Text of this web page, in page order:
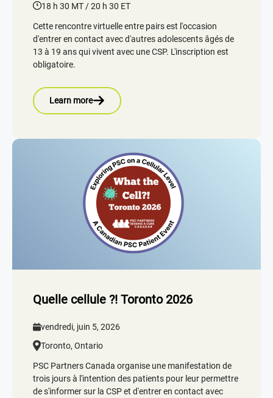
18 h 30 MT / 20 h 30 ET
Cette rencontre virtuelle entre pairs est l'occasion
d'entrer en contact avec d'autres adolescents âgés de
13 à 19 ans qui vivent avec une CSP. L'inscription est
obligatoire.
Learn more
Quelle cellule ?! Toronto 2026
vendredi, juin 5, 2026
Toronto, Ontario
PSC Partners Canada organise une manifestation de
trois jours à l'intention des patients pour leur permettre
de s'informer sur la CSP et d'entrer en contact avec